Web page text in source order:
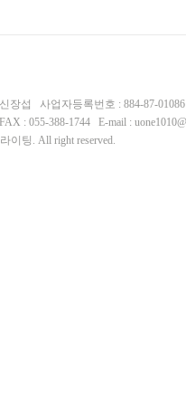
장섭 사업자등록번호 : 884-87-
: 055-388-1744 E-mail :
이팅. All right reserved.